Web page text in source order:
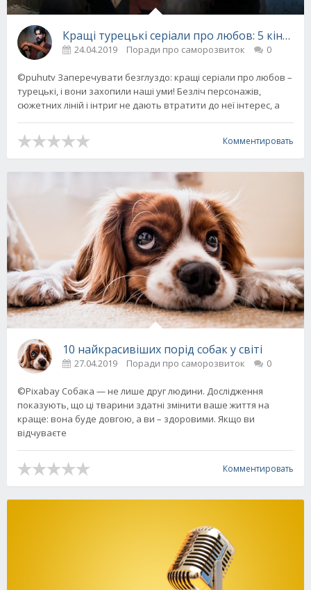
Кращі турецькі серіали про любов: 5
24.04.2019 Поради про саморозвиток 0
©puhutv Заперечувати безглуздо: кращі серіали про любов –
турецькі, і вони захопили наші уми! Безліч персонажів,
сюжетних ліній і інтриг не дають втратити до неї інтерес, а
Комментировать
10 найкрасивіших порід собак у світі
27.04.2019 Поради про саморозвиток 0
©Pixabay Собака — не лише друг людини. Дослідження
показують, що ці тварини здатні змінити ваше життя на
краще: вона буде довгою, а ви – здоровими. Якщо ви
відчуваєте
Комментировать